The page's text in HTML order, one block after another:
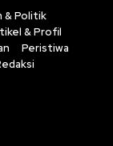
& Politik
& Profil
Peristiwa